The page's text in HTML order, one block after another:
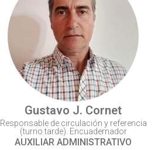
Gustavo J. Cornet
Responsable de circulación y referencia
(turno tarde). Encuadernador
AUXILIAR ADMINISTRATIVO